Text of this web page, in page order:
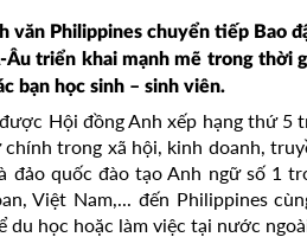
văn Philippines chuyển tiếp Bao
Âu triển khai mạnh mẽ trong thời
bạn học sinh – sinh viên.
Hội đồng Anh xếp hạng thứ 5
chính trong xã hội, kinh doanh,
đảo quốc đào tạo Anh ngữ số 1
Việt Nam,... đến Philippines
du học hoặc làm việc tại nước